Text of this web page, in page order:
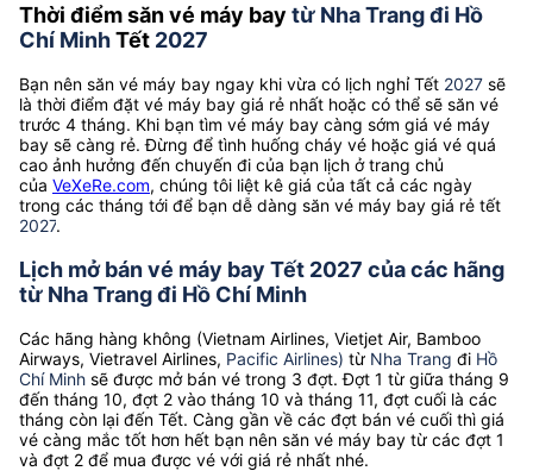
Thời điểm săn vé máy bay từ Nha Trang đi Hồ
Chí MinhTết 2027
Bạn nên săn vé máy bay ngay khi vừa có lịch nghỉ Tết 2027 sẽ
là thời điểm đặt vé máy bay giá rẻ nhất hoặc có thể sẽ săn vé
trước 4 tháng. Khi bạn tìm vé máy bay càng sớm giá vé máy
bay sẽ càng rẻ. Đừng để tình huống cháy vé hoặc giá vé quá
cao ảnh hưởng đến chuyến đi của bạn lịch ở trang chủ
của VeXeRe.com, chúng tôi liệt kê giá của tất cả các ngày
trong các tháng tới để bạn dễ dàng săn vé máy bay giá rẻ tết
2027.
Lịch mở bán vé máy bay Tết 2027 của các hãng
từ Nha Trang đi Hồ Chí Minh
Các hãng hàng không (Vietnam Airlines, Vietjet Air, Bamboo
Airways, Vietravel Airlines, Pacific Airlines) từ Nha Trang đi Hồ
Chí Minh sẽ được mở bán vé trong 3 đợt. Đợt 1 từ giữa tháng 9
đến tháng 10, đợt 2 vào tháng 10 và tháng 11, đợt cuối là các
tháng còn lại đến Tết. Càng gần về các đợt bán vé cuối thì giá
vé càng mắc tốt hơn hết bạn nên săn vé máy bay từ các đợt 1
và đợt 2 để mua được vé với giá rẻ nhất nhé.